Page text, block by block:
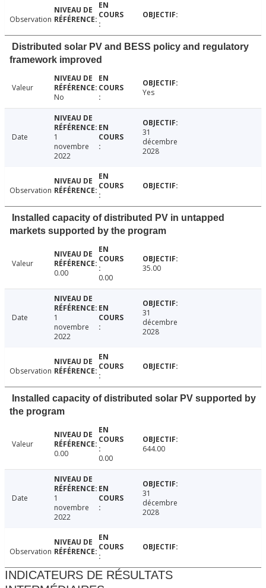
Observation
Distributed solar PV and BESS policy and regulatory
framework improved
Valeur
No
Yes
Date
1
novembre
2022
31
décembre
2028
Observation
Installed capacity of distributed PV in untapped
markets supported by the program
Valeur
0.00
0.00
35.00
Date
1
novembre
2022
31
décembre
2028
Observation
Installed capacity of distributed solar PV supported by
the program
Valeur
0.00
0.00
644.00
Date
1
novembre
2022
31
décembre
2028
Observation
INDICATEURS DE RÉSULTATS